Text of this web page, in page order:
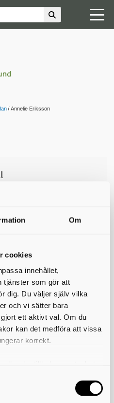
Om
cookies
innehållet,
tjänster som gör att
dig. Du väljer själv vilka
och vi sätter bara
ett aktivt val. Om du
kan det medföra att vissa
korrekt.
hittar längst ner på sidan
Annelie Eriksson